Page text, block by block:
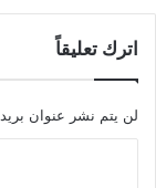
اترك تعليقاً
لن يتم نشر عنوان